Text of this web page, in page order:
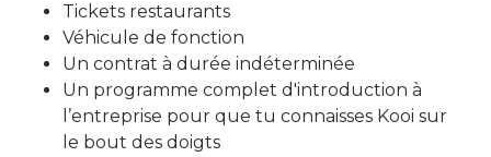
Tickets restaurants
Véhicule de fonction
Un contrat à durée indéterminée
Un programme complet d'introduction à
l’entreprise pour que tu connaisses Kooi sur
le bout des doigts